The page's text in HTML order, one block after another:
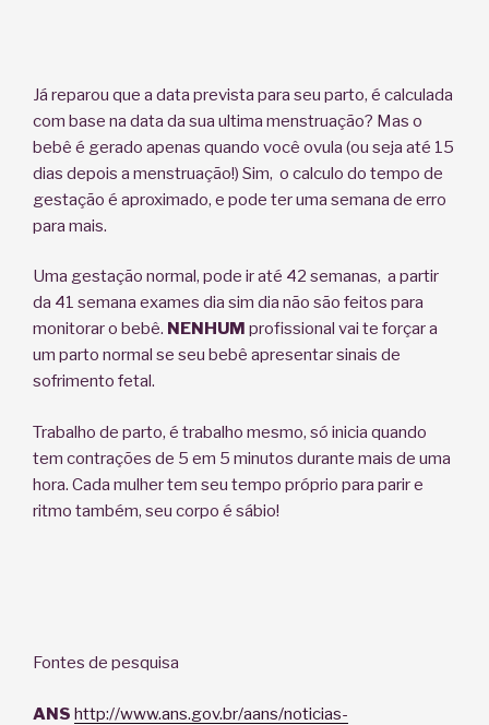
Já reparou que a data prevista para seu parto, é calculada
com base na data da sua ultima menstruação? Mas o
bebê é gerado apenas quando você ovula (ou seja até 15
dias depois a menstruação!) Sim, o calculo do tempo de
gestação é aproximado, e pode ter uma semana de erro
para mais.
Uma gestação normal, pode ir até 42 semanas, a partir
da 41 semana exames dia sim dia não são feitos para
monitorar o bebê. NENHUM profissional vai te forçar a
um parto normal se seu bebê apresentar sinais de
sofrimento fetal.
Trabalho de parto, é trabalho mesmo, só inicia quando
tem contrações de 5 em 5 minutos durante mais de uma
hora. Cada mulher tem seu tempo próprio para parir e
ritmo também, seu corpo é sábio!
Fontes de pesquisa
ANS http://www.ans.gov.br/aans/noticias-